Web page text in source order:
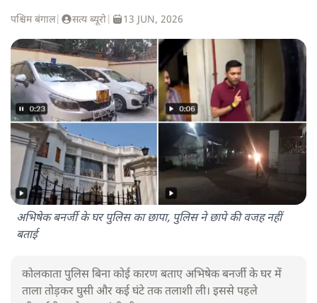
पश्चिम बंगाल| सत्य ब्यूरो 13 JUN, 2026
अभिषेक बनर्जी के घर पुलिस का छापा, पुलिस ने छापे की वजह नहीं
बताई
कोलकाता पुलिस बिना कोई कारण बताए अभिषेक बनर्जी के घर में
ताला तोड़कर घुसी और कई घंटे तक तलाशी ली। इससे पहले